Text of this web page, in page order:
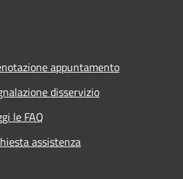
appuntamento
disservizio
le FAQ
assistenza